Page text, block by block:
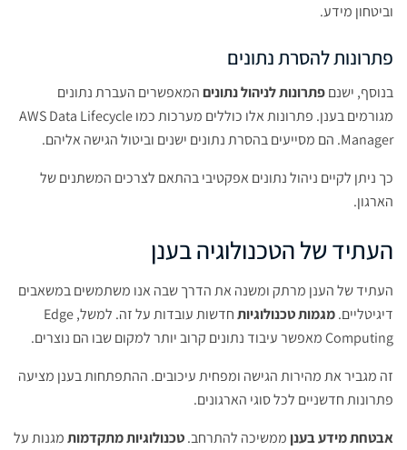
וביטחון מידע.
פתרונות להסרת נתונים
בנוסף, ישנםפתרונות לניהול נתוניםהמאפשרים העברת נתונים
מגורמים בענן. פתרונות אלו כוללים מערכות כמו AWS Data Lifecycle
Manager. הם מסייעים בהסרת נתונים ישנים וביטול הגישה אליהם.
כך ניתן לקיים ניהול נתונים אפקטיבי בהתאם לצרכים המשתנים של
הארגון.
העתיד של הטכנולוגיה בענן
העתיד של הענן מרתק ומשנה את הדרך שבה אנו משתמשים במשאבים
דיגיטליים.מגמות טכנולוגיות
חדשות עובדות על זה. למשל, Edge
Computing מאפשר עיבוד נתונים קרוב יותר למקום שבו הם נוצרים.
זה מגביר את מהירות הגישה ומפחית עיכובים. ההתפתחות בענן מציעה
פתרונות חדשניים לכל סוגי הארגונים.
אבטחת מידע בענןממשיכה להתרחב.טכנולוגיות מתקדמותמגנות על